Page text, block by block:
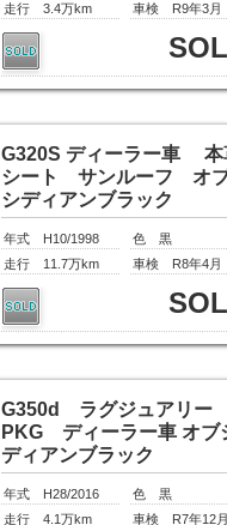
走行 3.4万km
車検 R9年3月
G320S ディーラー車 本
シート サンルーフ オ
シディアンブラック
年式 H10/1998
走行 11.7万km
色 黒
車検 R8年4月
G350d ラグジュアリー
PKG ディーラー車 オブ
ディアンブラック
年式 H28/2016
走行 4.1万km
色 黒
車検 R7年12